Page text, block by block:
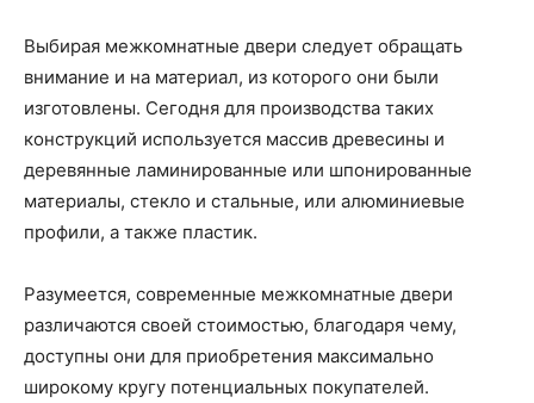
Выбирая межкомнатные двери следует обращать
внимание и на материал, из которого они были
изготовлены. Сегодня для производства таких
конструкций используется массив древесины и
деревянные ламинированные или шпонированные
материалы, стекло и стальные, или алюминиевые
профили, а также пластик.
Разумеется, современные межкомнатные двери
различаются своей стоимостью, благодаря чему,
доступны они для приобретения максимально
широкому кругу потенциальных покупателей.